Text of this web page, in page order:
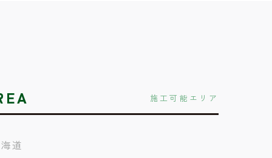
施工可能エリア
道